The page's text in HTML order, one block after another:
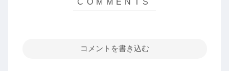
コメントを書き込む